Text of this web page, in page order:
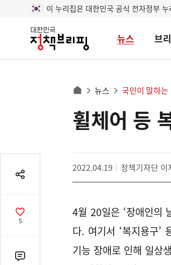
이 누리집은 대한민국 공식 전자정부
대
민
뉴스 브
동
경
로
으
로
뉴스 국민이 말하는
영
역공
기
공
감
5
댓
휠체어 등
2022.04.19 정책기자단 이
4월 20일은 ‘장애인의
다. 여기서 ‘복지용구’
기능 장애로 인해 일상